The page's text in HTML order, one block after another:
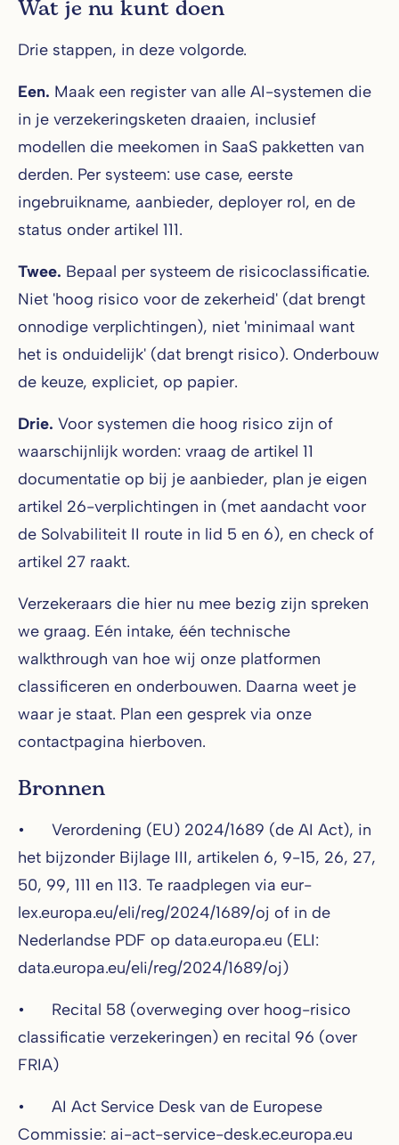
Wat je nu kunt doen
Drie stappen, in deze volgorde.
Een. Maak een register van alle AI-systemen die
in je verzekeringsketen draaien, inclusief
modellen die meekomen in SaaS pakketten van
derden. Per systeem: use case, eerste
ingebruikname, aanbieder, deployer rol, en de
status onder artikel 111.
Twee. Bepaal per systeem de risicoclassificatie.
Niet 'hoog risico voor de zekerheid' (dat brengt
onnodige verplichtingen), niet 'minimaal want
het is onduidelijk' (dat brengt risico). Onderbouw
de keuze, expliciet, op papier.
Drie. Voor systemen die hoog risico zijn of
waarschijnlijk worden: vraag de artikel 11
documentatie op bij je aanbieder, plan je eigen
artikel 26-verplichtingen in (met aandacht voor
de Solvabiliteit II route in lid 5 en 6), en check of
artikel 27 raakt.
Verzekeraars die hier nu mee bezig zijn spreken
we graag. Eén intake, één technische
walkthrough van hoe wij onze platformen
classificeren en onderbouwen. Daarna weet je
waar je staat. Plan een gesprek via onze
contactpagina hierboven.
Bronnen
• Verordening (EU) 2024/1689 (de AI Act), in
het bijzonder Bijlage III, artikelen 6, 9-15, 26, 27,
50, 99, 111 en 113. Te raadplegen via eur-
lex.europa.eu/eli/reg/2024/1689/oj of in de
Nederlandse PDF op data.europa.eu (ELI:
data.europa.eu/eli/reg/2024/1689/oj)
• Recital 58 (overweging over hoog-risico
classificatie verzekeringen) en recital 96 (over
FRIA)
• AI Act Service Desk van de Europese
Commissie: ai-act-service-desk.ec.europa.eu